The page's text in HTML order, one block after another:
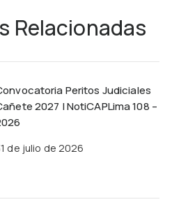
Relacionadas
Peritos Judiciales
2027 | NotiCAPLima 108 –
de julio de 2026